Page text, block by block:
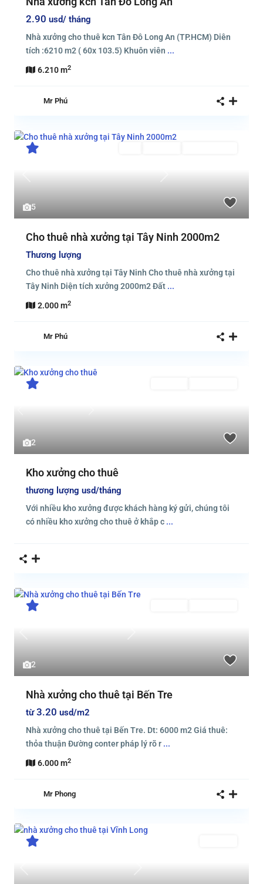
2.90 usd/ tháng
Nhà xưởng cho thuê kcn Tân Đô Long An (TP.HCM) Diên
tích :6210 m2 ( 60x 103.5) Khuôn viên ...
6.210 m2
Mr Phú
5
Previous Next
Cho thuê nhà xưởng tại Tây Ninh 2000m2
Thương lượng
Cho thuê nhà xưởng tại Tây Ninh Cho thuê nhà xưởng tại
Tây Ninh Diện tích xưởng 2000m2 Đất ...
2.000 m2
Mr Phú
2
Next
Kho xưởng cho thuê
thương lượng usd/tháng
Với nhiều kho xưởng được khách hàng ký gửi, chúng tôi
có nhiều kho xưởng cho thuê ở khắp c ...
2
Previous Next
Nhà xưởng cho thuê tại Bến Tre
từ3.20 usd/m2
Nhà xưởng cho thuê tại Bến Tre. Dt: 6000 m2 Giá thuê:
thỏa thuận Đường conter pháp lý rõ r ...
6.000 m2
Mr Phong
Previous Next